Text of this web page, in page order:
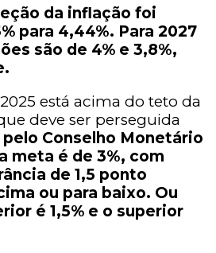
da inflação foi
para 4,44%. Para 2027
são de 4% e 3,8%,
está acima do teto da
deve ser perseguida
Conselho Monetário
meta é de 3%, com
de 1,5 ponto
ou para baixo. Ou
é 1,5% e o superior